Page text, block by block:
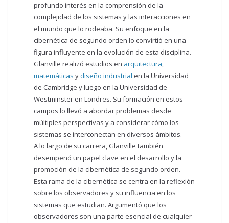
profundo interés en la comprensión de la
complejidad de los sistemas y las interacciones en
el mundo que lo rodeaba. Su enfoque en la
cibernética de segundo orden lo convirtió en una
figura influyente en la evolución de esta disciplina.
Glanville realizó estudios en arquitectura,
matemáticas ydiseño industrial en la Universidad
de Cambridge y luego en la Universidad de
Westminster en Londres. Su formación en estos
campos lo llevó a abordar problemas desde
múltiples perspectivas y a considerar cómo los
sistemas se interconectan en diversos ámbitos.
A lo largo de su carrera, Glanville también
desempeñó un papel clave en el desarrollo y la
promoción de la cibernética de segundo orden.
Esta rama de la cibernética se centra en la reflexión
sobre los observadores y su influencia en los
sistemas que estudian. Argumentó que los
observadores son una parte esencial de cualquier